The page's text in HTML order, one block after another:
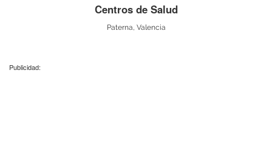
Centros de Salud
Paterna, Valencia
Publicidad: